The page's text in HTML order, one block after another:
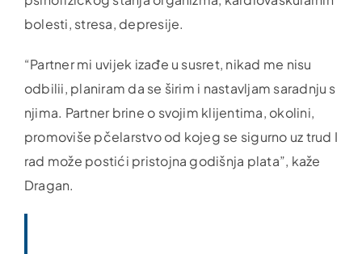
bolesti, stresa, depresije.
“Partner mi uvijek izađe u susret, nikad me nisu
odbilii, planiram da se širim i nastavljam saradnju s
njima. Partner brine o svojim klijentima, okolini,
promoviše pčelarstvo od kojeg se sigurno uz trud I
rad može postići pristojna godišnja plata”, kaže
Dragan.